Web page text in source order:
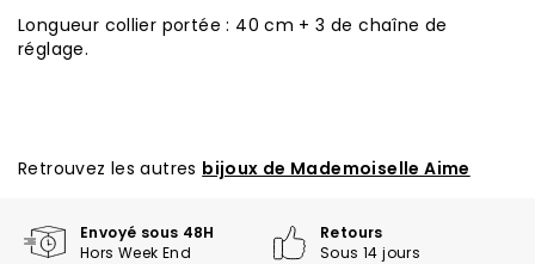
Longueur collier portée : 40 cm + 3 de chaîne de
réglage.
Retrouvez les autres bijoux de Mademoiselle Aime
Envoyé sous 48H
Hors Week End
Retours
Sous 14 jours